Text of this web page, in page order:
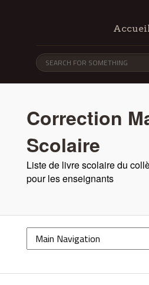
Correction
Scolaire
Liste de livre scolaire du
pour les enseignants